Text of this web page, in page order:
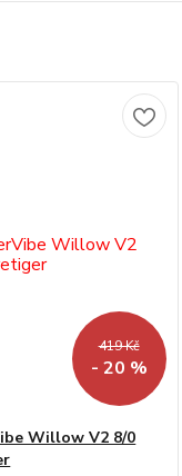
419 Kč
- 20 %
Willow V2 8/0